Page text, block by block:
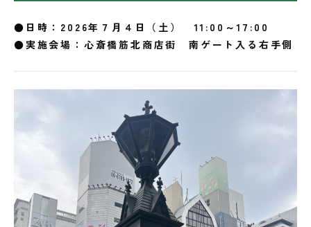
●日時：2026年７月４日（土） 11:00～17:00
●実施会場：心斎橋筋北商店街 南ゲート入る右手側